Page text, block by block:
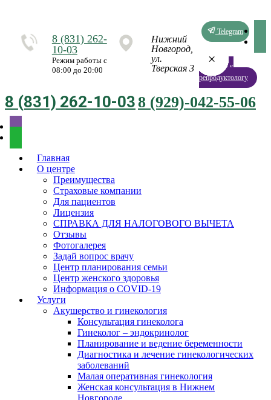
8 (831) 262-
10-03
Режим работы с
08:00 до 20:00
Нижний
Новгород,
ул.
Тверская 3
Telegram
Запись к
репродуктологу
8 (831) 262-10-038 (929)-042-55-06
Главная
О центре
Преимущества
Страховые компании
Для пациентов
Лицензия
СПРАВКА ДЛЯ НАЛОГОВОГО ВЫЧЕТА
Отзывы
Фотогалерея
Задай вопрос врачу
Центр планирования семьи
Центр женского здоровья
Информация о COVID-19
Услуги
Акушерство и гинекология
Консультация гинеколога
Гинеколог – эндокринолог
Планирование и ведение беременности
Диагностика и лечение гинекологических
заболеваний
Малая оперативная гинекология
Женская консультация в Нижнем
Новгороде
×
×
×
×
×
×
×
×